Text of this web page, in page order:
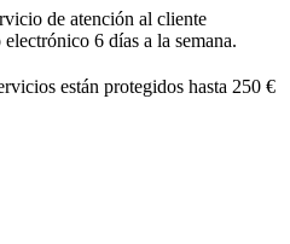
de atención al cliente
6 días a la semana.
están protegidos hasta 250 €